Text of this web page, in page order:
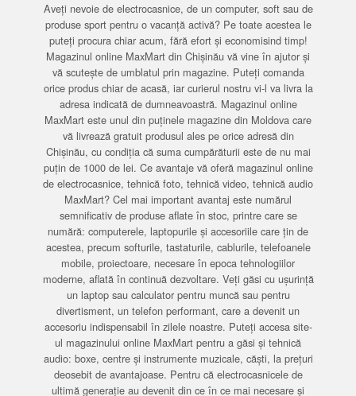
Aveți nevoie de electrocasnice, de un computer, soft sau de
produse sport pentru o vacanță activă? Pe toate acestea le
puteți procura chiar acum, fără efort și economisind timp!
Magazinul online MaxMart din Chișinău vă vine în ajutor și
vă scutește de umblatul prin magazine. Puteți comanda
orice produs chiar de acasă, iar curierul nostru vi-l va livra la
adresa indicată de dumneavoastră. Magazinul online
MaxMart este unul din puținele magazine din Moldova care
vă livrează gratuit produsul ales pe orice adresă din
Chișinău, cu condiția că suma cumpărăturii este de nu mai
puțin de 1000 de lei. Ce avantaje vă oferă magazinul online
de electrocasnice, tehnică foto, tehnică video, tehnică audio
MaxMart? Cel mai important avantaj este numărul
semnificativ de produse aflate în stoc, printre care se
numără: computerele, laptopurile și accesoriile care țin de
acestea, precum softurile, tastaturile, cablurile, telefoanele
mobile, proiectoare, necesare în epoca tehnologiilor
moderne, aflată în continuă dezvoltare. Veți găsi cu ușurință
un laptop sau calculator pentru muncă sau pentru
divertisment, un telefon performant, care a devenit un
accesoriu indispensabil în zilele noastre. Puteți accesa site-
ul magazinului online MaxMart pentru a găsi și tehnică
audio: boxe, centre și instrumente muzicale, căști, la prețuri
deosebit de avantajoase. Pentru că electrocasnicele de
ultimă generație au devenit din ce în ce mai necesare și